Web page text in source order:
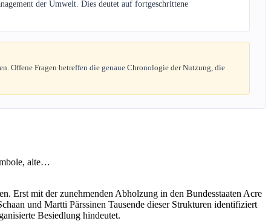
der Umwelt. Dies deutet auf fortgeschrittene
Offene Fragen betreffen die genaue Chronologie der Nutzung, die
Erst mit der zunehmenden Abholzung in den Bundesstaaten Acre
und Martti Pärssinen Tausende dieser Strukturen identifiziert
Besiedlung hindeutet.